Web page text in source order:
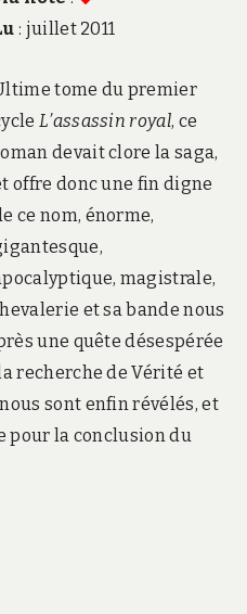
: juillet 2011
tome du premier
L’assassin royal, ce
devait clore la saga,
offre donc une fin digne
ce nom, énorme,
magistrale,
et sa bande nous
une quête désespérée
recherche de Vérité et
sont enfin révélés, et
pour la conclusion du